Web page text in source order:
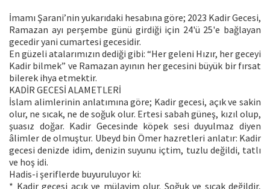
İmamı Şarani’nin yukarıdaki hesabına göre; 2023 Kadir Gecesi,
Ramazan ayı perşembe günü girdiği için 24'ü 25'e bağlayan
gecedir yani cumartesi gecesidir.
En güzeli atalarımızın dediği gibi: “Her geleni Hızır, her geceyi
Kadir bilmek” ve Ramazan ayının her gecesini büyük bir fırsat
bilerek ihya etmektir.
KADİR GECESİ ALAMETLERİ
İslam alimlerinin anlatımına göre; Kadir gecesi, açık ve sakin
olur, ne sıcak, ne de soğuk olur. Ertesi sabah güneş, kızıl olup,
şuasız doğar. Kadir Gecesinde köpek sesi duyulmaz diyen
âlimler de olmuştur. Ubeyd bin Ömer hazretleri anlatır: Kadir
gecesi denizde idim, denizin suyunu içtim, tuzlu değildi, tatlı
ve hoş idi.
Hadis-i şeriflerde buyuruluyor ki:
* Kadir gecesi açık ve mülayim olur. Soğuk ve sıcak değildir,